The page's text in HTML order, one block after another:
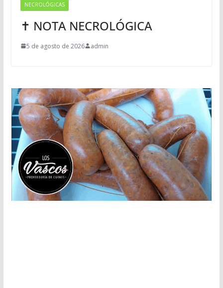
NECROLÓGICAS
✝ NOTA NECROLÓGICA
5 de agosto de 2026 admin